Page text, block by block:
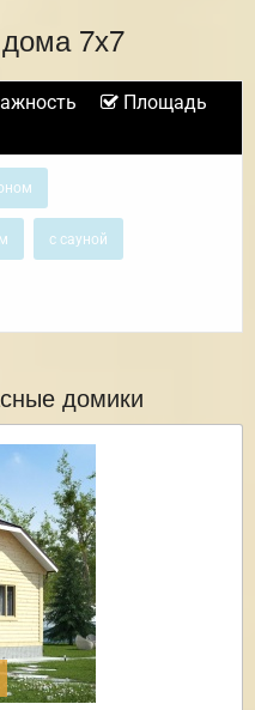
7х7
Площадь
с сауной
домики